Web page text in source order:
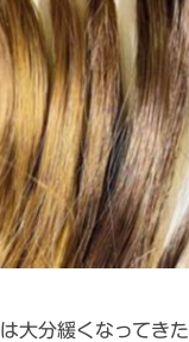
は大分緩くなってき